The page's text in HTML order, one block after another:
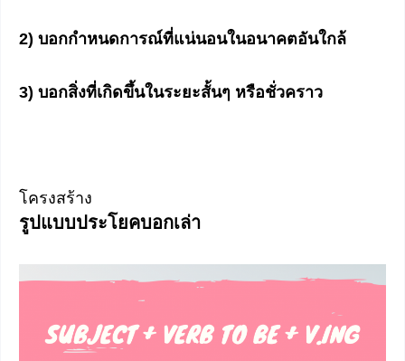
2) บอกกำหนดการณ์ที่แน่นอนในอนาคตอันใกล้
3) บอกสิ่งที่เกิดขึ้นในระยะสั้นๆ หรือชั่วคราว
โครงสร้าง
รูปแบบประโยคบอกเล่า